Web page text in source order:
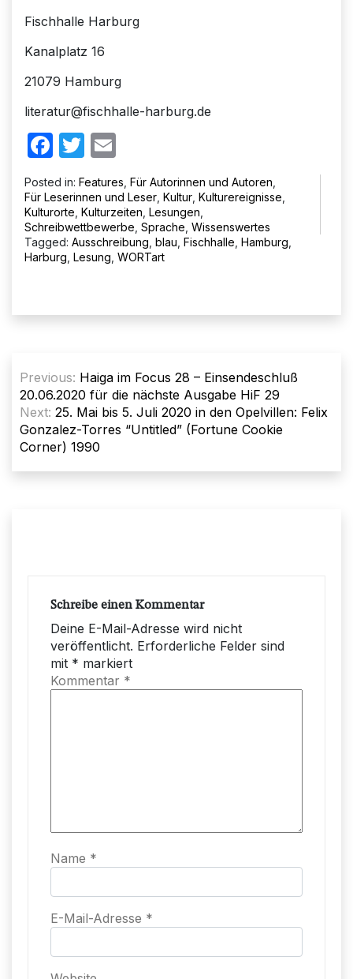
Fischhalle Harburg
Kanalplatz 16
21079 Hamburg
literatur@fischhalle-harburg.de
Facebook
Twitter
Posted in: Features Für Autorinnen und Autoren
Für Leserinnen und Leser Kultur Kulturereignisse
Kulturorte Kulturzeiten Lesungen
Schreibwettbewerbe Sprache Wissenswertes
Tagged: Ausschreibung blau Fischhalle Hamburg
Harburg Lesung WORTart
Previous: Haiga im Focus 28 – Einsendeschluß
20.06.2020 für die nächste Ausgabe HiF 29
Next: 25. Mai bis 5. Juli 2020 in den Opelvillen: Felix
Gonzalez-Torres “Untitled” (Fortune Cookie
Corner) 1990
Schreibe einen Kommentar
Deine E-Mail-Adresse wird nicht
veröffentlicht. Erforderliche Felder sind
mit * markiert
Kommentar *
Name *
E-Mail-Adresse *